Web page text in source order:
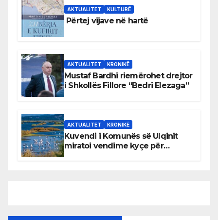
AKTUALITET KULTURË
Përtej vijave në hartë
AKTUALITET KRONIKË
Mustaf Bardhi riemërohet drejtor
i Shkollës Fillore “Bedri Elezaga”
AKTUALITET KRONIKË
Kuvendi i Komunës së Ulqinit
miratoi vendime kyçe për